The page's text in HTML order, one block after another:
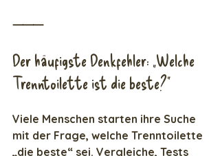
⸻
Der häufigste Denkfehler: „Welche
Trenntoilette ist die beste?“
Viele Menschen starten ihre Suche
mit der Frage, welche Trenntoilette
„die beste“ sei. Vergleiche, Tests